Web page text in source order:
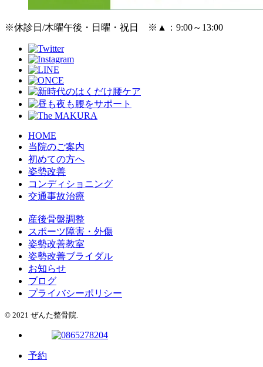
※休診日/木曜午後・日曜・祝日 ※ ▲ ：9:00～13:00
HOME
当院のご案内
初めての方へ
姿勢改善
コンディショニング
交通事故治療
産後骨盤調整
スポーツ障害・外傷
姿勢改善教室
姿勢改善ブライダル
お知らせ
ブログ
プライバシーポリシー
© 2021 ぜんた整骨院.
予約